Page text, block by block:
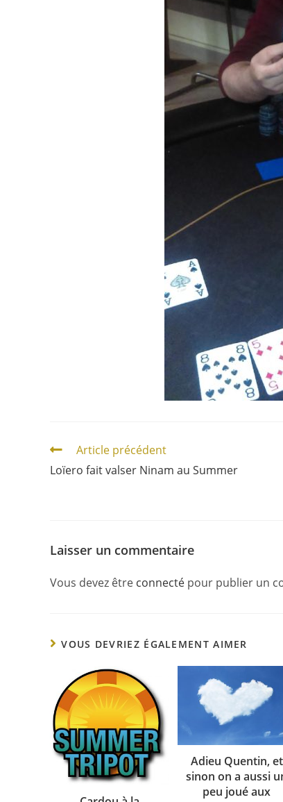
Article précédent
Loïero fait valser Ninam au Summer
Laisser un commentaire
Vous devez être connecté pour publier un
VOUS DEVRIEZ ÉGALEMENT AIMER
Adieu Quentin, et
sinon on a aussi
peu joué aux